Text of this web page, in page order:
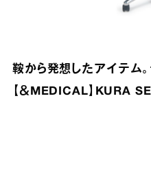
鞍から発想したアイテム
【＆MEDICAL】KURA